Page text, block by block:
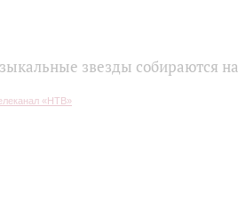
звезды собираются